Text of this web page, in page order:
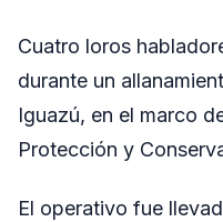
Cuatro loros
durante un
Iguazú, en el marco
Protección y
El operativo fue